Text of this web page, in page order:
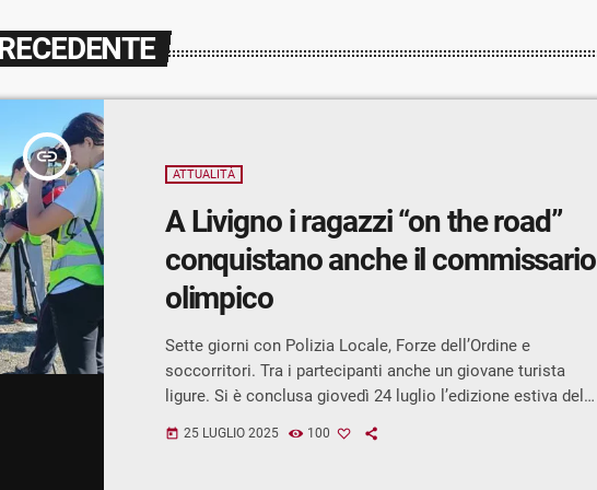
insert_link
ATTUALITÀ
A Livigno i ragazzi “on the road”
conquistano anche il commissario
olimpico
Sette giorni con Polizia Locale, Forze dell’Ordine e
soccorritori. Tra i partecipanti anche un giovane turista
ligure. Si è conclusa giovedì 24 luglio l’edizione estiva del
dall’associazione Ragazzi On the Road. Nove giovani – otto
today 25 LUGLIO 2025 100